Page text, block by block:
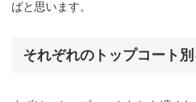
ばと思います。
それぞれのトップコート別